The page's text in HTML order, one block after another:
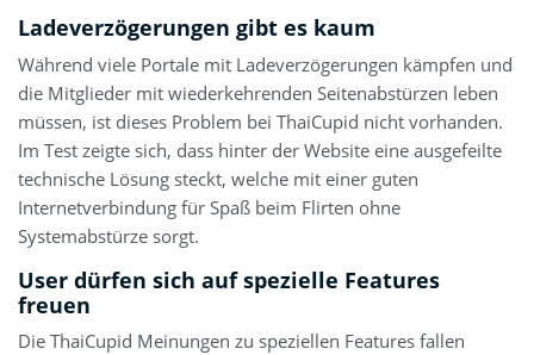
Ladeverzögerungen gibt es kaum
Während viele Portale mit Ladeverzögerungen kämpfen und
die Mitglieder mit wiederkehrenden Seitenabstürzen leben
müssen, ist dieses Problem bei ThaiCupid nicht vorhanden.
Im Test zeigte sich, dass hinter der Website eine ausgefeilte
technische Lösung steckt, welche mit einer guten
Internetverbindung für Spaß beim Flirten ohne
Systemabstürze sorgt.
User dürfen sich auf spezielle Features
freuen
Die ThaiCupid Meinungen zu speziellen Features fallen